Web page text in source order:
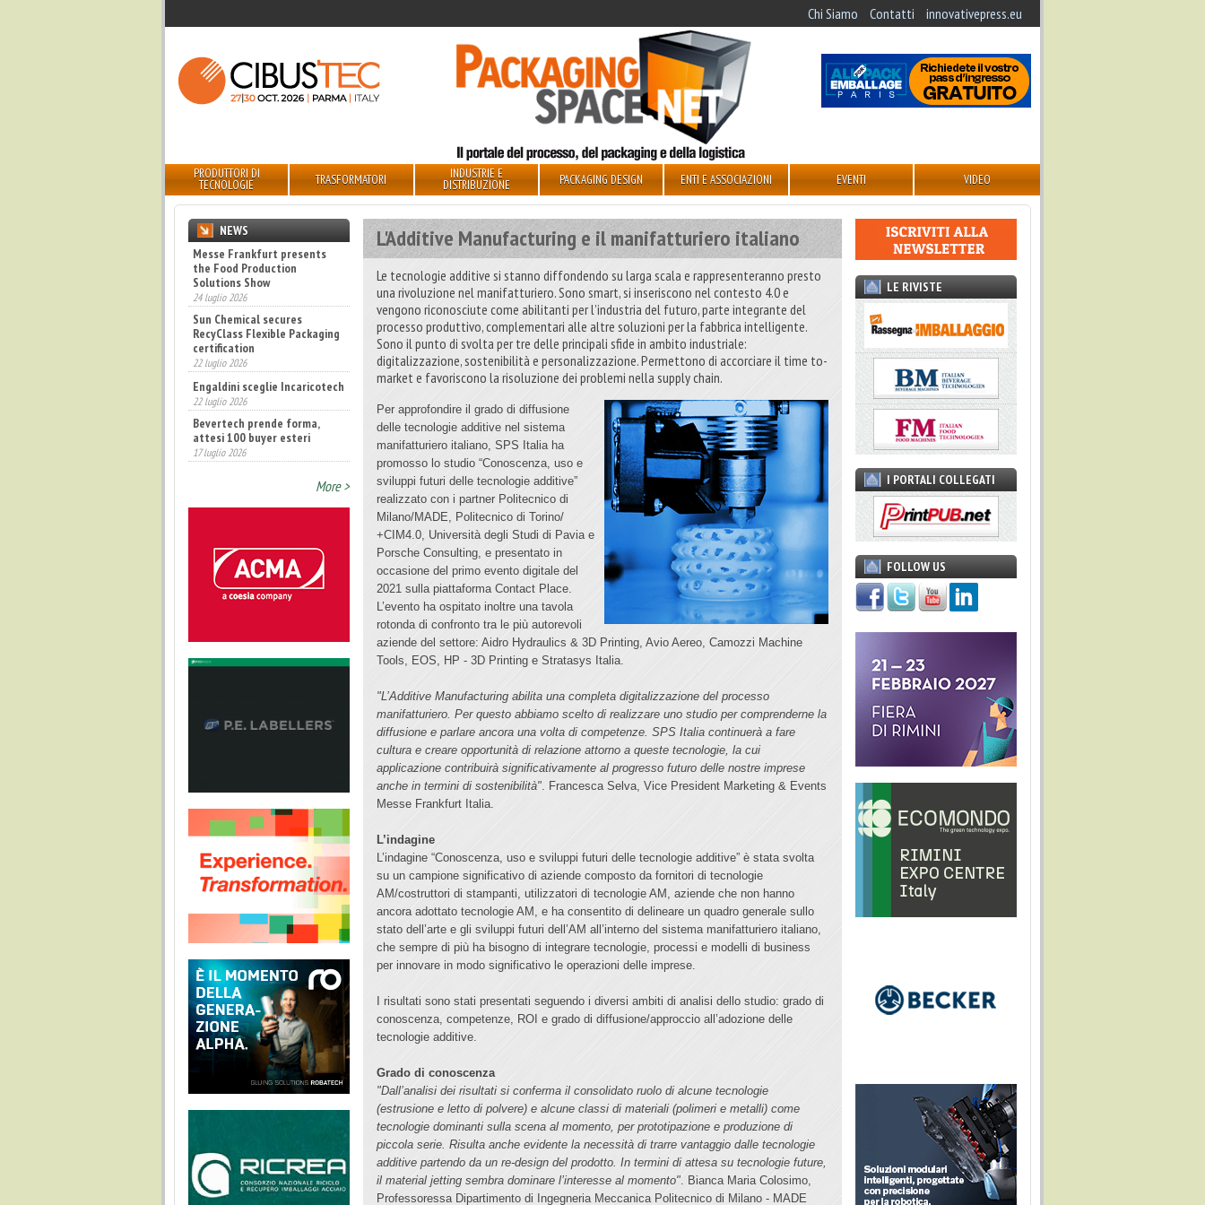
Chi Siamo Contatti innovativepress.eu
PRODUTTORI DI
TECNOLOGIE TRASFORMATORI INDUSTRIE E
DISTRIBUZIONE PACKAGING DESIGN ENTI E ASSOCIAZIONI EVENTI VIDEO
L'Additive Manufacturing e il manifatturiero italiano
Le tecnologie additive si stanno diffondendo su larga scala e rappresenteranno presto
una rivoluzione nel manifatturiero. Sono smart, si inseriscono nel contesto 4.0 e
vengono riconosciute come abilitanti per l’industria del futuro, parte integrante del
processo produttivo, complementari alle altre soluzioni per la fabbrica intelligente.
Sono il punto di svolta per tre delle principali sfide in ambito industriale:
digitalizzazione, sostenibilità e personalizzazione. Permettono di accorciare il time to-
market e favoriscono la risoluzione dei problemi nella supply chain.
Per approfondire il grado di diffusione
delle tecnologie additive nel sistema
manifatturiero italiano, SPS Italia ha
promosso lo studio “Conoscenza, uso e
sviluppi futuri delle tecnologie additive”
realizzato con i partner Politecnico di
Milano/MADE, Politecnico di Torino/
+CIM4.0, Università degli Studi di Pavia e
Porsche Consulting, e presentato in
occasione del primo evento digitale del
2021 sulla piattaforma Contact Place.
L’evento ha ospitato inoltre una tavola
rotonda di confronto tra le più autorevoli
aziende del settore: Aidro Hydraulics & 3D Printing, Avio Aereo, Camozzi Machine
Tools, EOS, HP - 3D Printing e Stratasys Italia.
"L’Additive Manufacturing abilita una completa digitalizzazione del processo
manifatturiero. Per questo abbiamo scelto di realizzare uno studio per comprenderne la
diffusione e parlare ancora una volta di competenze. SPS Italia continuerà a fare
cultura e creare opportunità di relazione attorno a queste tecnologie, la cui
applicazione contribuirà significativamente al progresso futuro delle nostre imprese
anche in termini di sostenibilità". Francesca Selva, Vice President Marketing & Events
Messe Frankfurt Italia.
L’indagine
L’indagine “Conoscenza, uso e sviluppi futuri delle tecnologie additive” è stata svolta
su un campione significativo di aziende composto da fornitori di tecnologie
AM/costruttori di stampanti, utilizzatori di tecnologie AM, aziende che non hanno
ancora adottato tecnologie AM, e ha consentito di delineare un quadro generale sullo
stato dell’arte e gli sviluppi futuri dell’AM all’interno del sistema manifatturiero italiano,
che sempre di più ha bisogno di integrare tecnologie, processi e modelli di business
per innovare in modo significativo le operazioni delle imprese.
I risultati sono stati presentati seguendo i diversi ambiti di analisi dello studio: grado di
conoscenza, competenze, ROI e grado di diffusione/approccio all’adozione delle
tecnologie additive.
Grado di conoscenza
"Dall’analisi dei risultati si conferma il consolidato ruolo di alcune tecnologie
(estrusione e letto di polvere) e alcune classi di materiali (polimeri e metalli) come
tecnologie dominanti sulla scena al momento, per prototipazione e produzione di
piccola serie. Risulta anche evidente la necessità di trarre vantaggio dalle tecnologie
additive partendo da un re-design del prodotto. In termini di attesa su tecnologie future,
il material jetting sembra dominare l’interesse al momento". Bianca Maria Colosimo,
Professoressa Dipartimento di Ingegneria Meccanica Politecnico di Milano - MADE
NEWS
Sun Chemical secures
RecyClass Flexible Packaging
certification
22 luglio 2026
Engaldini sceglie Incaricotech
22 luglio 2026
Bevertech prende forma,
attesi 100 buyer esteri
17 luglio 2026
Annunciati i finalisti dei
Diamonds Awards 2026 di FTA
Europe
14 luglio 2026
More >
LE RIVISTE
I PORTALI COLLEGATI
FOLLOW US